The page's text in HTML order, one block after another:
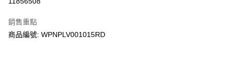
Google Pay
銷售重點
商品編號: WPNPLV001015RD